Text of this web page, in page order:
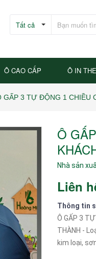
Tất cả
Ô CAO CẤP Ô IN
GẤP 3 TỰ ĐỘNG 1 CHIỀU
Ô
Nhà sản
Liên
Thông tin
Ô GẤP 3 TỰ
THÀNH -
kim loại,